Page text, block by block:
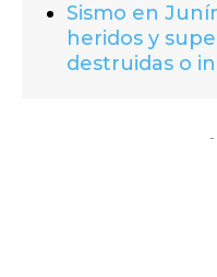
Sismo en
heridos y
destruidas o
-